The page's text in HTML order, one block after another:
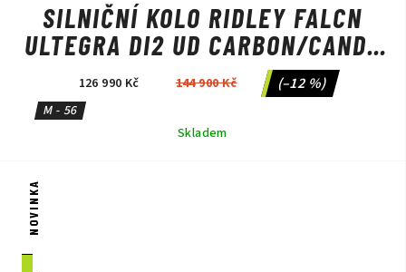
SILNIČNÍ KOLO RIDLEY FALCN
ULTEGRA DI2 UD CARBON/CANDY
RED METALLIC/SILVER
126 990 Kč 144 900 Kč (–12 %)
M - 56
Skladem
NOVINKA